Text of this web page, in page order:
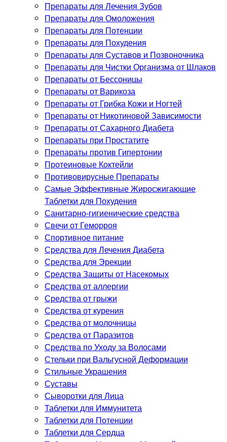
Препараты для Лечения Зубов
Препараты для Омоложения
Препараты для Потенции
Препараты для Похудения
Препараты для Суставов и Позвоночника
Препараты для Чистки Организма от Шлаков
Препараты от Бессоницы
Препараты от Варикоза
Препараты от Грибка Кожи и Ногтей
Препараты от Никотиновой Зависимости
Препараты от Сахарного Диабета
Препараты при Простатите
Препараты против Гипертонии
Протеиновые Коктейли
Противовирусные Препараты
Самые Эффективные Жиросжигающие
Таблетки для Похудения
Санитарно-гигиенические средства
Свечи от Геморроя
Спортивное питание
Средства для Лечения Диабета
Средства для Эрекции
Средства Защиты от Насекомых
Средства от аллергии
Средства от грыжи
Средства от курения
Средства от молочницы
Средства от Паразитов
Средства по Уходу за Волосами
Стельки при Вальгусной Деформации
Стильные Украшения
Суставы
Сыворотки для Лица
Таблетки для Иммунитета
Таблетки для Потенции
Таблетки для Сердца